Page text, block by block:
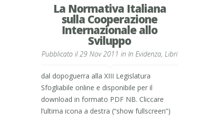
La Normativa Italiana
sulla Cooperazione
Internazionale allo
Sviluppo
Pubblicato il 29 Nov 2011 in In Evidenza, Libri
dal dopoguerra alla XIII Legislatura
Sfogliabile online e disponibile per il
download in formato PDF NB. Cliccare
l’ultima icona a destra (“show fullscreen”)